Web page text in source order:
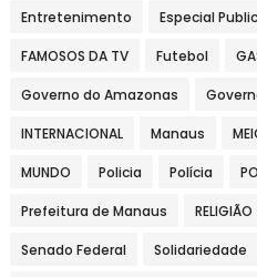
Entretenimento Especial
FAMOSOS DA TV Futebol
Governo do Amazonas
INTERNACIONAL Manaus
MUNDO Policia Polícia
Prefeitura de Manaus RELIGIÃO
Senado Federal Solidariedade